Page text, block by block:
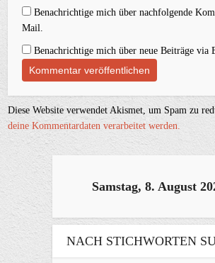
Benachrichtige mich über nachfolgende
Mail.
Benachrichtige mich über neue Beiträge via
Diese Website verwendet Akismet, um Spam zu
deine Kommentardaten verarbeitet werden.
Samstag, 8. August
NACH STICHWORTEN